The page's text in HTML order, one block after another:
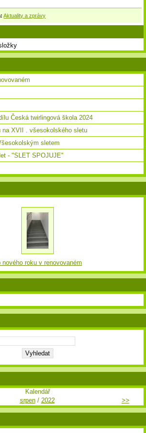
Aktuality a zprávy
Česká twirlingová škola 2024
na XVII . všesokolského sletu
sletem
- "SLET SPOJUJE"
nového roku v renovovaném
Kalendář
srpen/ 2022 >>